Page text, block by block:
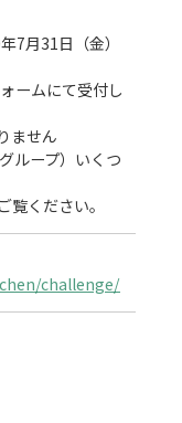
7月31日（金）
ームにて受付し
ません
ループ）いくつ
challenge/